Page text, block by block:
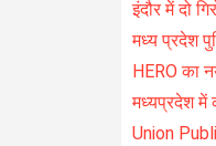
इंदौर में दो
मध्य प्रदेश
HERO का
मध्यप्रदेश में
Union